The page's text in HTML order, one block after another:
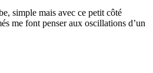
simple mais avec ce petit côté
me font penser aux oscillations d’un